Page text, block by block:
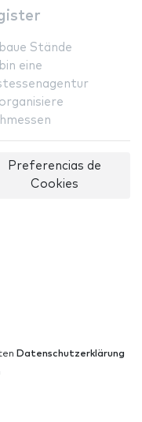
baue Stände
eine
organisiere
Preferencias de
Cookies
Datenschutzerklärung